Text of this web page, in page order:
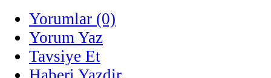
Yorumlar (0)
Yorum Yaz
Tavsiye Et